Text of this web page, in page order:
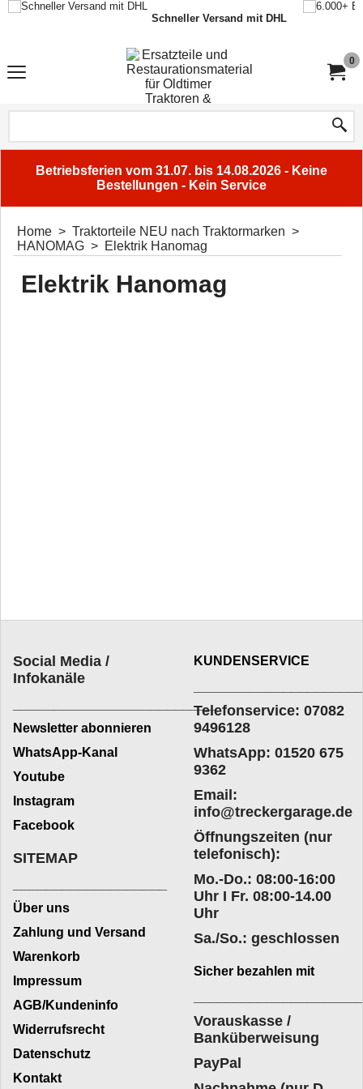
Schneller Versand mit DHL
0
Betriebsferien vom 31.07. bis 14.08.2026 - Keine
Bestellungen - Kein Service
Home > Traktorteile NEU nach Traktormarken >
HANOMAG > Elektrik Hanomag
Elektrik Hanomag
Social Media /
Infokanäle
_________________________
Newsletter abonnieren
WhatsApp-Kanal
Youtube
Instagram
Facebook
KUNDENSERVICE
Telefonservice: 07082
9496128
WhatsApp: 01520 675
9362
Email:
info@treckergarage.de
Öffnungszeiten (nur
telefonisch):
Mo.-Do.: 08:00-16:00
Uhr I Fr. 08:00-14.00
Uhr
Sa./So.: geschlossen
SITEMAP
Über uns
Zahlung und Versand
Warenkorb
Impressum
AGB/Kundeninfo
Widerrufsrecht
Datenschutz
Kontakt
Sicher bezahlen mit
Vorauskasse /
Banküberweisung
PayPal